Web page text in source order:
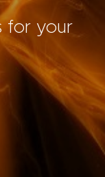
for your